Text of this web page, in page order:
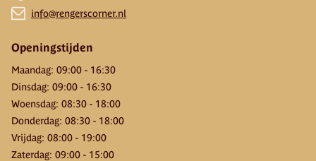
info@rengerscorner.nl
Openingstijden
Maandag: 09:00 - 16:30
Dinsdag: 09:00 - 16:30
Woensdag: 08:30 - 18:00
Donderdag: 08:30 - 18:00
Vrijdag: 08:00 - 19:00
Zaterdag: 09:00 - 15:00